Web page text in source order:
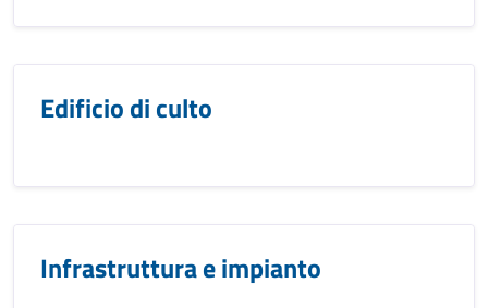
Edificio di culto
Infrastruttura e impianto